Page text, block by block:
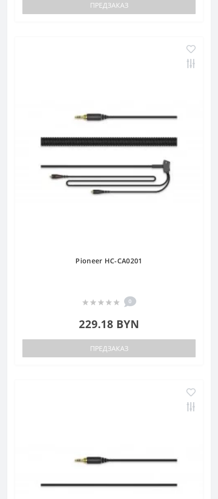
ПРЕДЗАКАЗ
Pioneer HC-CA0201
0
229.18 BYN
ПРЕДЗАКАЗ